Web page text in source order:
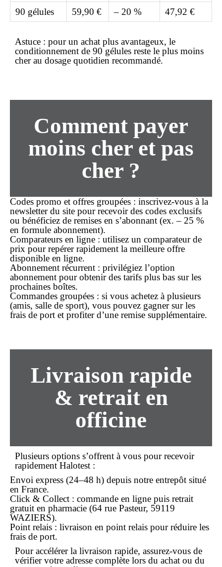
90 gélules 59,90 € – 20 % 47,92 €
Astuce : pour un achat plus avantageux, le
conditionnement de 90 gélules reste le plus moins
cherau dosage quotidien recommandé.
Comment payer
moins cher et pas
cher ?
Codes promo et offres groupées : inscrivez-vous à la
newsletter du site pour recevoir des codes exclusifs
ou bénéficiez de remises en s’abonnant (ex. – 25 %
en formule abonnement).
Comparateurs en ligne : utilisez un comparateur de
prix pour repérer rapidement la meilleure offre
disponible en ligne.
Abonnement récurrent : privilégiez l’option
abonnement pour obtenir des tarifs plus bas sur les
prochaines boîtes.
Commandes groupées : si vous achetez à plusieurs
(amis, salle de sport), vous pouvez gagner sur les
frais de port et profiter d’une remise supplémentaire.
Livraison rapide
& retrait en
officine
Plusieurs options s’offrent à vous pour recevoir
rapidement Halotest :
Envoi express (24–48 h) depuis notre entrepôt situé
en France.
Click & Collect : commande en ligne puis retrait
gratuit en pharmacie (64 rue Pasteur, 59119
WAZIERS).
Point relais : livraison en point relais pour réduire les
frais de port.
Pour accélérer la livraison rapide, assurez-vous de
vérifier votre adresse complète lors du achat ou du